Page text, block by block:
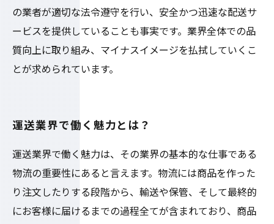
の業者が適切な法令遵守を行い、安全かつ迅速な配送サ
ービスを提供していることも事実です。業界全体での品
質向上に取り組み、マイナスイメージを払拭していくこ
とが求められています。
運送業界で働く魅力とは？
運送業界で働く魅力は、その業界の基本的な仕事である
物流の重要性にあると言えます。物流には商品を作った
り注文したりする段階から、輸送や保管、そして最終的
にお客様に届けるまでの過程全てが含まれており、商品